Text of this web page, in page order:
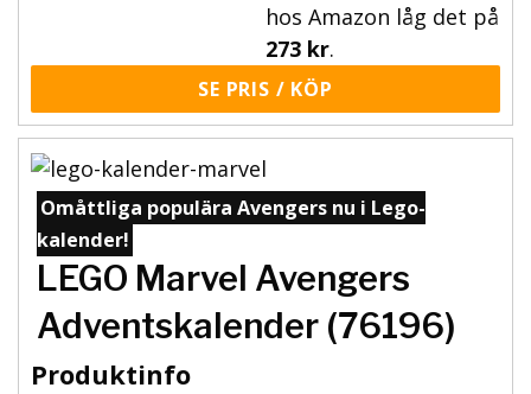
hos Amazon låg det på
273 kr.
SE PRIS / KÖP
Omåttliga populära Avengers nu i Lego-
kalender!
LEGO Marvel Avengers
Adventskalender (76196)
Produktinfo